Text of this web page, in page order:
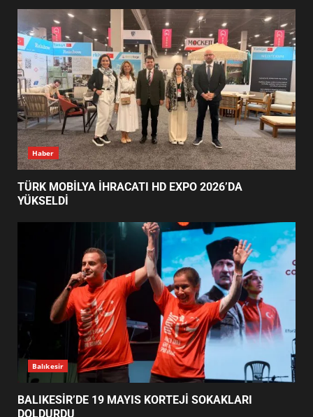
6
7
EDREMİT BELEDİYESİ BAYRAM
SEFERBERLİĞİ: TÜM İLÇE
HAZIRLANIYOR
1
TÜRK MOBİLYA İHRACATI HD
EXPO 2026’DA YÜKSELDİ
BALIKESİR’DE 19 MAYIS KORTEJİ
SOKAKLARI DOLDURDU
3
SİBER VATAN’DA NEFES KESEN
YARI FİNAL! 24 GENÇ YARIŞTI
Haber
TÜRK MOBİLYA İHRACATI HD EXPO 2026’DA
YÜKSELDİ
Balıkesir
BALIKESİR’DE 19 MAYIS KORTEJİ SOKAKLARI
DOLDURDU